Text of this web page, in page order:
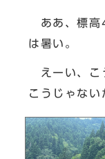
ああ、標高
は暑い。
えーい、こ
こうじゃない